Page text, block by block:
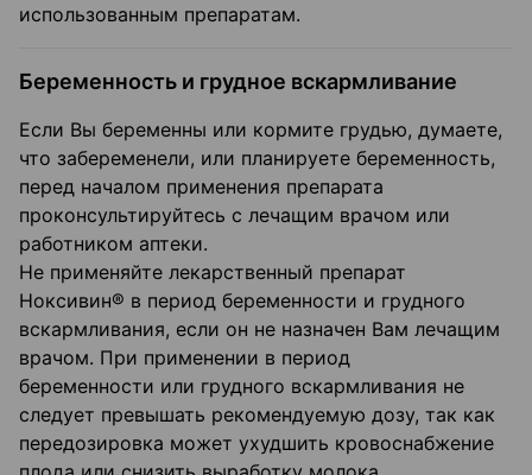
использованным препаратам.
Беременность и грудное вскармливание
Если Вы беременны или кормите грудью, думаете,
что забеременели, или планируете беременность,
перед началом применения препарата
проконсультируйтесь с лечащим врачом или
работником аптеки.
Не применяйте лекарственный препарат
Ноксивин® в период беременности и грудного
вскармливания, если он не назначен Вам лечащим
врачом. При применении в период
беременности или грудного вскармливания не
следует превышать рекомендуемую дозу, так как
передозировка может ухудшить кровоснабжение